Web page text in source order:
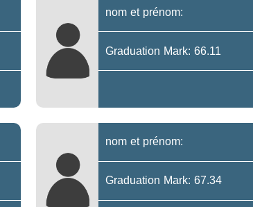
nom et prénom:
Graduation Mark: 66.11
nom et prénom:
Graduation Mark: 67.34